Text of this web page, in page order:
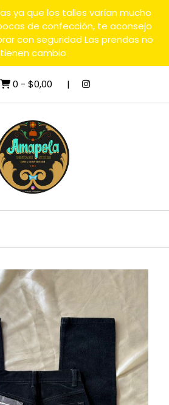
ya que los talles varían mucho
de confección, te aconsejo
con seguridad Las prendas no
tienen cambio
0 - $0,00